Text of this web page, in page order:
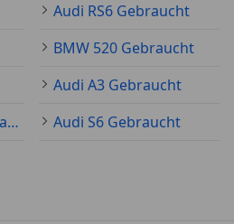
Audi RS6 Gebraucht
BMW 520 Gebraucht
Audi A3 Gebraucht
Audi A6 allroad Gebraucht
Audi S6 Gebraucht